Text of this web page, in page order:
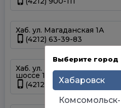
Хаб. ул. Магаданская 1А
(4212) 63-39-83
Хаб. ул. Матвеевское
шоссе 13А
(4212) 69-93-93
Выберите город
Хабаровск